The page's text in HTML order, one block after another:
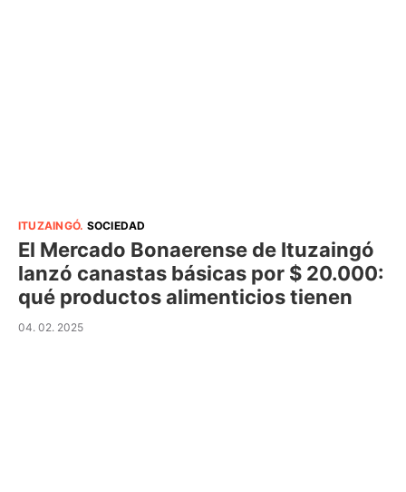
ITUZAINGÓ. SOCIEDAD
El Mercado Bonaerense de Ituzaingó
lanzó canastas básicas por $ 20.000:
qué productos alimenticios tienen
04. 02. 2025